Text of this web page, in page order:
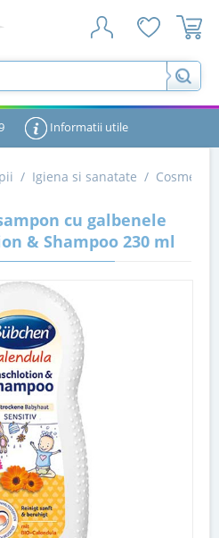
Informatii utile
/ Igiena si sanatate /
cu galbenele
& Shampoo 230 ml